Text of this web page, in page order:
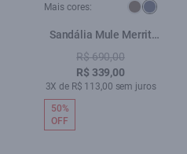
Mais cores:
Sandália Mule Merrit
Dark Navy
R$ 690,00
R$ 339,00
3X de R$ 113,00 sem juros
50%
OFF